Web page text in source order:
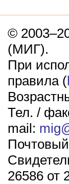
©
(МИГ).
При
правила (
Тел. /
mail:
26586 от